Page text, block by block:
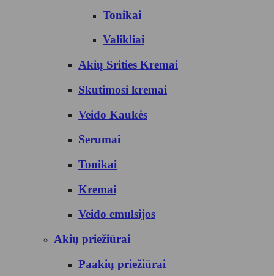
Tonikai
Valikliai
Akių Srities Kremai
Skutimosi kremai
Veido Kaukės
Serumai
Tonikai
Kremai
Veido emulsijos
Akių priežiūrai
Paakių priežiūrai